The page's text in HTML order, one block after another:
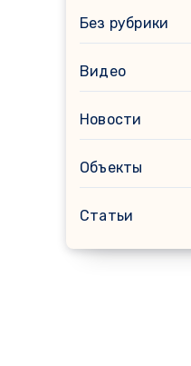
Без рубрики
Видео
Новости
Объекты
Статьи